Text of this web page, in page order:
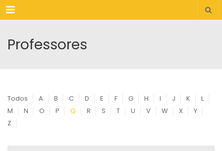
Menu
Professores
Todos A B C D E F G H I J K
L
M
N O P Q R S T U V W X
Y
Z